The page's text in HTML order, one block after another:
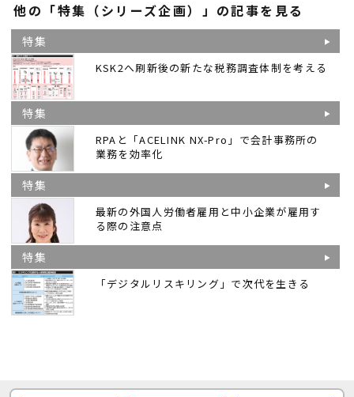
他の「特集（シリーズ企画）」の記事を見る
特集
KSK2へ刷新後の新たな税務調査体制を考える
特集
RPAと「ACELINK NX-Pro」で会計事務所の
業務を効率化
特集
最新の外国人労働者雇用と中小企業が雇用す
る際の注意点
特集
「デジタルリスキリング」で次代を生きる